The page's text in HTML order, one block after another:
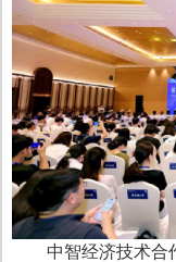
中智经济技术合作